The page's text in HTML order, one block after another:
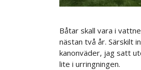
Båtar skall vara i
nästan två år. Särskilt
kanonväder, jag satt
lite i urringningen.